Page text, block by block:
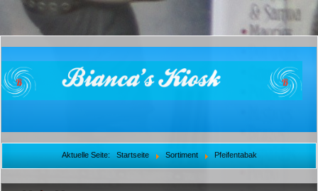
Aktuelle Seite: Startseite Sortiment Pfeifentabak